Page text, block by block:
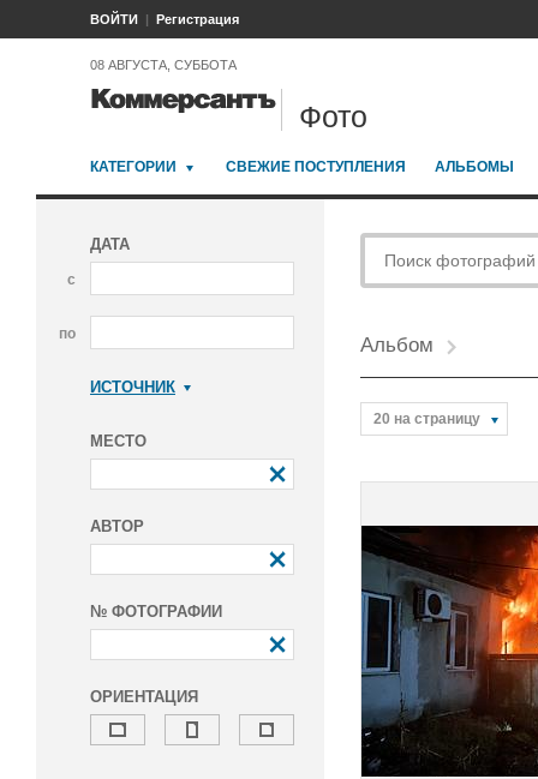
ВОЙТИ Регистрация
08 АВГУСТА, СУББОТА
Фото
КАТЕГОРИИ СВЕЖИЕ ПОСТУПЛЕНИЯ АЛЬБОМЫ
ДАТА
с
по
ИСТОЧНИК
МЕСТО
АВТОР
№ ФОТОГРАФИИ
ОРИЕНТАЦИЯ
Альбом
20 на страницу